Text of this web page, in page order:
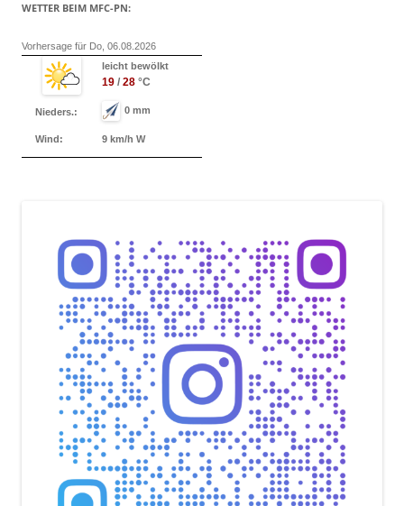
WETTER BEIM MFC-PN:
Vorhersage für Do, 06.08.2026
leicht bewölkt
19 / 28 °C
Nieders.: 0 mm
Wind: 9 km/h W